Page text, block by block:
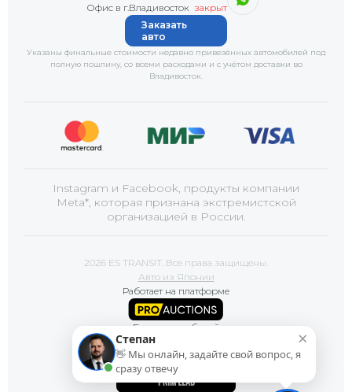
Офис в г.Владивосток закрыт
Указаны финальные стоимости недавно привезённых автомобилей под
полную пошлину, со всеми расходами и с учётом доставки во
Владивосток.
Заказать
авто
Instagram и Facebook, продукты компании
Meta*, которая признана экстремистской
организацией в России.
2026 ES TRANSIT. Все права защищены.
Авто из Японии
Работает на платформе
Базы автомобилей
Сайт продвигает
×
Степан
👋 Мы онлайн, задайте свой вопрос, я
сразу отвечу